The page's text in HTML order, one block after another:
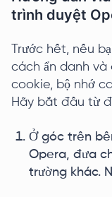
trình duyệt
Trước hết, nếu
cách ẩn danh và
cookie, bộ nhớ
Hãy bắt đầu từ
Ở góc trên
Opera, đưa
trường khác.